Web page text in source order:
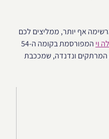
אף יותר, ממליצים לכם
וי
המפורסמת בקומה ה-54
המרתקים ונדנדה, שמככבת